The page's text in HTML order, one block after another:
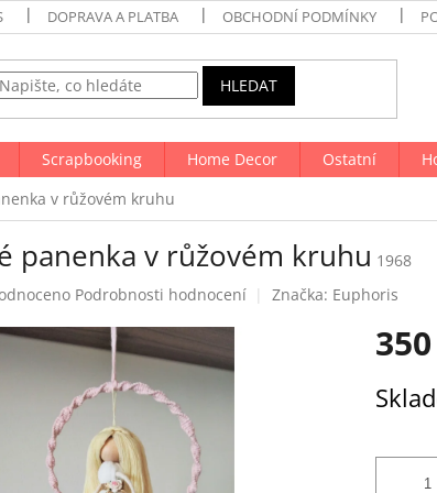
DOPRAVA A PLATBA OBCHODNÍ PODMÍNKY
HLEDAT
Scrapbooking Home Decor Ostatní
v růžovém kruhu
panenka v růžovém kruhu 1968
Podrobnosti hodnocení Značka: Euphoris
cena: